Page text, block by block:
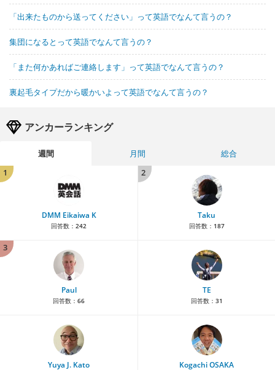
「出来たものから送ってください」って英語でなんて言うの？
集団になるとって英語でなんて言うの？
「また何かあればご連絡します」って英語でなんて言うの？
裏起毛タイプだから暖かいよって英語でなんて言うの？
アンカーランキング
週間 月間
総合
1
DMM Eikaiwa K
回答数： 242
2
Taku
回答数： 187
3
Paul
回答数： 66
TE
回答数： 31
Yuya J. Kato Kogachi OSAKA